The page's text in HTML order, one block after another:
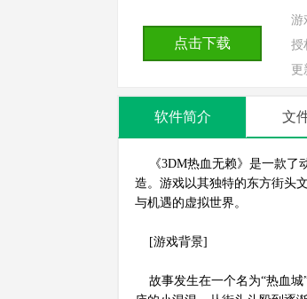
点击下载
游
授
更
软件简介 文
《3DM热血无赖》是一款了
造。游戏以其独特的东方街头
与机遇的虚拟世界。
[游戏背景]
故事发生在一个名为“热血城